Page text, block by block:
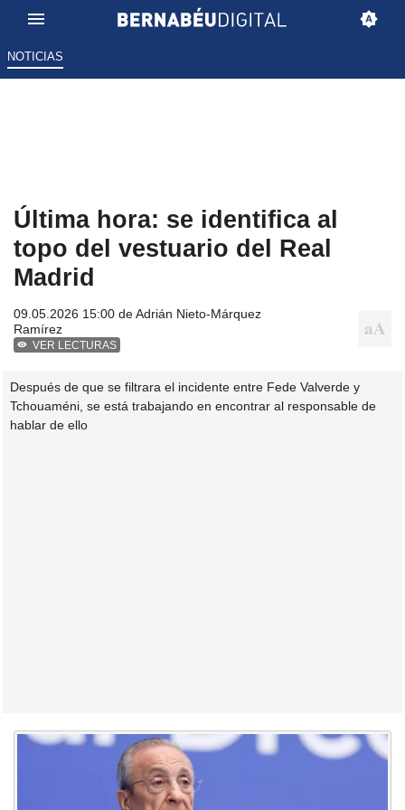
NOTICIAS
Última hora: se identifica al
topo del vestuario del Real
Madrid
09.05.2026 15:00 deAdrián Nieto-Márquez
Ramírez
VER LECTURAS
Después de que se filtrara el incidente entre Fede Valverde y
Tchouaméni, se está trabajando en encontrar al responsable de
hablar de ello